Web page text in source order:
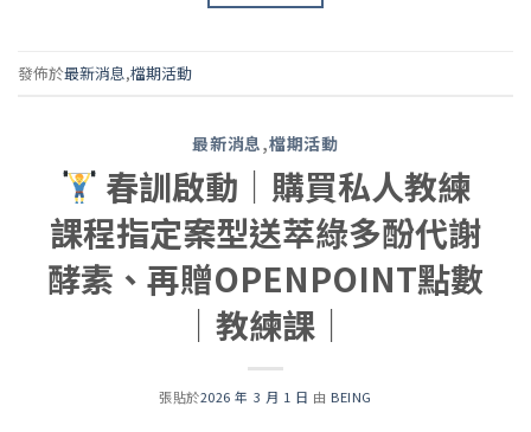
發佈於最新消息,檔期活動
最新消息,檔期活動
春訓啟動｜購買私人教練
課程指定案型送萃綠多酚代謝
酵素、再贈OPENPOINT點數
｜教練課｜
張貼於2026 年 3 月 1 日 由 BEING